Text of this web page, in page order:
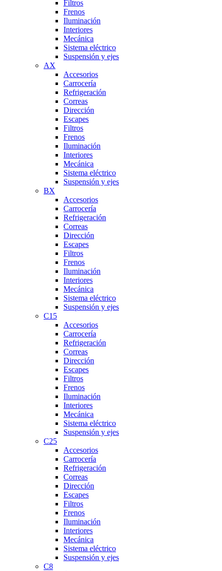
Filtros
Frenos
Iluminación
Interiores
Mecánica
Sistema eléctrico
Suspensión y ejes
AX
Accesorios
Carrocería
Refrigeración
Correas
Dirección
Escapes
Filtros
Frenos
Iluminación
Interiores
Mecánica
Sistema eléctrico
Suspensión y ejes
BX
Accesorios
Carrocería
Refrigeración
Correas
Dirección
Escapes
Filtros
Frenos
Iluminación
Interiores
Mecánica
Sistema eléctrico
Suspensión y ejes
C15
Accesorios
Carrocería
Refrigeración
Correas
Dirección
Escapes
Filtros
Frenos
Iluminación
Interiores
Mecánica
Sistema eléctrico
Suspensión y ejes
C25
Accesorios
Carrocería
Refrigeración
Correas
Dirección
Escapes
Filtros
Frenos
Iluminación
Interiores
Mecánica
Sistema eléctrico
Suspensión y ejes
C8